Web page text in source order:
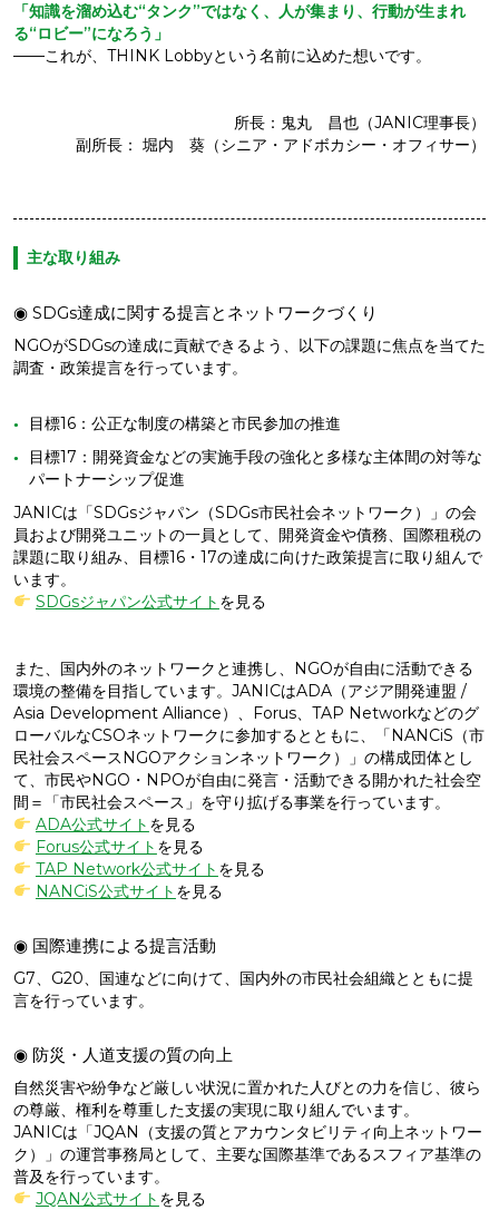
「知識を溜め込む“タンク”ではなく、人が集まり、行動が生まれ
る“ロビー”になろう」
——これが、THINK Lobbyという名前に込めた想いです。
所長：鬼丸 昌也（JANIC理事長）
副所長： 堀内 葵（シニア・アドボカシー・オフィサー）
主な取り組み
◉ SDGs達成に関する提言とネットワークづくり
NGOがSDGsの達成に貢献できるよう、以下の課題に焦点を当てた
調査・政策提言を行っています。
目標16：公正な制度の構築と市民参加の推進
目標17：開発資金などの実施手段の強化と多様な主体間の対等な
パートナーシップ促進
JANICは「SDGsジャパン（SDGs市民社会ネットワーク）」の会
員および開発ユニットの一員として、開発資金や債務、国際租税の
課題に取り組み、目標16・17の達成に向けた政策提言に取り組んで
います。
SDGsジャパン公式サイト を見る
また、国内外のネットワークと連携し、NGOが自由に活動できる
環境の整備を目指しています。JANICはADA（アジア開発連盟 /
Asia Development Alliance）、Forus、TAP Networkなどのグ
ローバルなCSOネットワークに参加するとともに、「NANCiS（市
民社会スペースNGOアクションネットワーク）」の構成団体とし
て、市民やNGO・NPOが自由に発言・活動できる開かれた社会空
間＝「市民社会スペース」を守り拡げる事業を行っています。
ADA公式サイト を見る
Forus公式サイト を見る
TAP Network公式サイト を見る
NANCiS公式サイト を見る
◉ 国際連携による提言活動
G7、G20、国連などに向けて、国内外の市民社会組織とともに提
言を行っています。
◉ 防災・人道支援の質の向上
自然災害や紛争など厳しい状況に置かれた人びとの力を信じ、彼ら
の尊厳、権利を尊重した支援の実現に取り組んでいます。
JANICは「JQAN（支援の質とアカウンタビリティ向上ネットワー
ク）」の運営事務局として、主要な国際基準であるスフィア基準の
普及を行っています。
JQAN公式サイト を見る